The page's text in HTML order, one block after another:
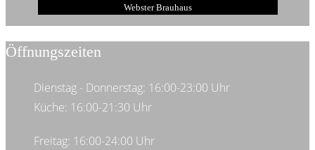
Webster Brauhaus
Öffnungszeiten
Dienstag - Donnerstag: 16:00-23:00 Uhr
Küche: 16:00-21:30 Uhr
Freitag: 16:00-24:00 Uhr